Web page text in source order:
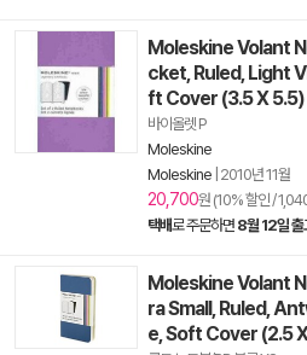
Moleskine Volant
cket, Ruled, Light
ft Cover (3.5 X
바이올렛 P
Moleskine
Moleskine 2010년 11월
20,700원 (10% 할인 /
택배로 주문하면 8월 12일 출
Moleskine Volant
ra Small, Ruled,
e, Soft Cover (2.5